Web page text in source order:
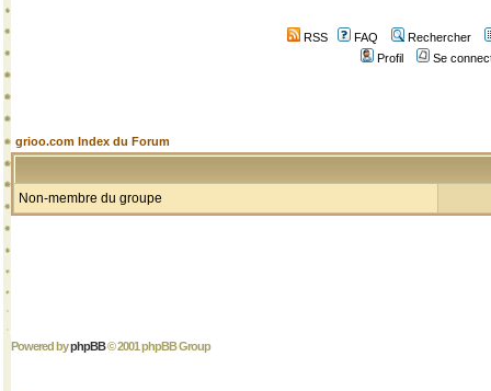
RSS FAQ
Rechercher
Profil
Se
grioo.com Index du Forum
Non-membre du groupe
Powered byphpBB© 2001 phpBB Group